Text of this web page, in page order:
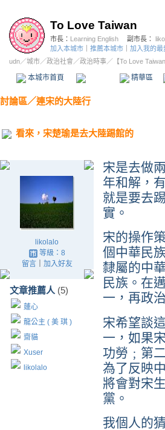
To Love Taiwan
市長： Learning English 副市長：
加入本城市
推薦本城市 加入我的最
udn／城市／政治社會 ／政治時事／ 【To Love
本城市首頁 精華區
討論區／連宋的大陸行
看來，宋楚瑜是去大陸踢館的
likolalo
等級：8
留言｜ 加入好友
文章推薦人 (5)
蓮心
龍公主 ( 美 琪 )
齋貓
Xuser
likolalo
宋是去做
年和解，
就是要去
實。
宋的操作
個中華民
隸屬的中
民族。在
一，再政
宋希望談
一，如果
功勞﹔第
為了反映
將會對宋
黨。
我個人的